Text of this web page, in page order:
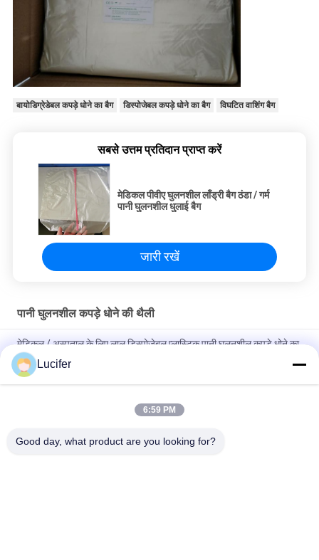
बायोडिग्रेडेबल कपड़े धोने का बैग डिस्पोजेबल कपड़े धोने का बैग विघटित वाशिंग बैग
सबसे उत्तम प्रतिदान प्राप्त करें
मेडिकल पीवीए घुलनशील लाँड्री बैग ठंडा / गर्म
पानी घुलनशील धुलाई बैग
जारी रखें
पानी घुलनशील कपड़े धोने की थैली
मेडिकल / अस्पताल के लिए लाल डिस्पोजेबल प्लास्टिक पानी घुलनशील कपड़े धोने का
बैग
डिस्पोजेबल पीवीए पानी में घुलनशील लाँड्री बैग, अस्पताल में घुलनशील वाशिंग बैग
Lucifer
6:59 PM
Good day, what product are you looking for?